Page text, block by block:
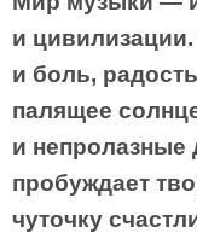
и
и боль,
палящее
и непролазные
пробуждает
чуточку